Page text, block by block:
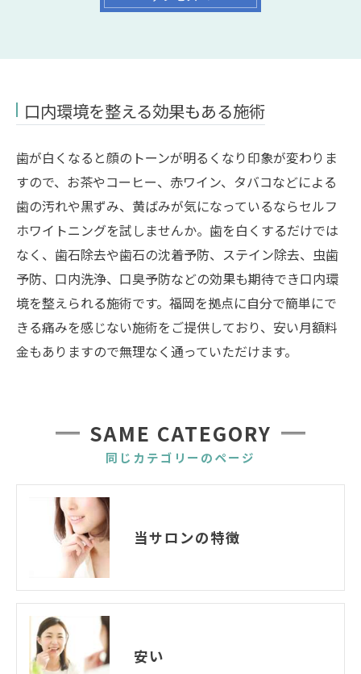
口内環境を整える効果もある施術
歯が白くなると顔のトーンが明るくなり印象が変わりま
すので、お茶やコーヒー、赤ワイン、タバコなどによる
歯の汚れや黒ずみ、黄ばみが気になっているならセルフ
ホワイトニングを試しませんか。歯を白くするだけでは
なく、歯石除去や歯石の沈着予防、ステイン除去、虫歯
予防、口内洗浄、口臭予防などの効果も期待でき口内環
境を整えられる施術です。福岡を拠点に自分で簡単にで
きる痛みを感じない施術をご提供しており、安い月額料
金もありますので無理なく通っていただけます。
同じカテゴリーのページ
SAME CATEGORY
当サロンの特徴
安い